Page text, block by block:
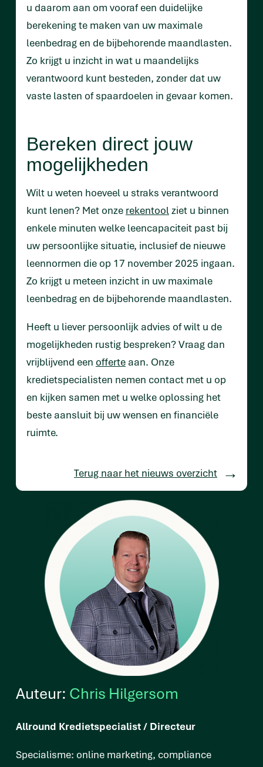
u daarom aan om vooraf een duidelijke
berekening te maken van uw maximale
leenbedrag en de bijbehorende maandlasten.
Zo krijgt u inzicht in wat u maandelijks
verantwoord kunt besteden, zonder dat uw
vaste lasten of spaardoelen in gevaar komen.
Bereken direct jouw
mogelijkheden
Wilt u weten hoeveel u straks verantwoord
kunt lenen? Met onze rekentoolziet u binnen
enkele minuten welke leencapaciteit past bij
uw persoonlijke situatie, inclusief de nieuwe
leennormen die op 17 november 2025 ingaan.
Zo krijgt u meteen inzicht in uw maximale
leenbedrag en de bijbehorende maandlasten.
Heeft u liever persoonlijk advies of wilt u de
mogelijkheden rustig bespreken? Vraag dan
vrijblijvend een offerte aan. Onze
kredietspecialisten nemen contact met u op
en kijken samen met u welke oplossing het
beste aansluit bij uw wensen en financiële
ruimte.
Terug naar het nieuws overzicht
Auteur: Chris Hilgersom
Allround Kredietspecialist / Directeur
Specialisme: online marketing, compliance